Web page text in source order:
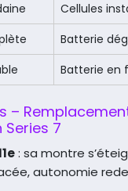
Cellules
Batterie
Batterie en
–
7
: sa montre
autonomie